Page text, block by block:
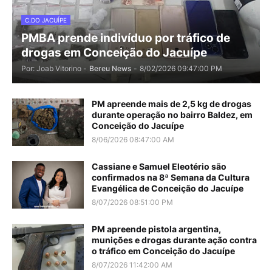
C.DO JACUÍPE
PMBA prende indivíduo por tráfico de
drogas em Conceição do Jacuípe
Por: Joab Vitorino - Bereu News - 8/02/2026 09:47:00 PM
PM apreende mais de 2,5 kg de drogas
durante operação no bairro Baldez, em
Conceição do Jacuípe
8/06/2026 08:47:00 AM
Cassiane e Samuel Eleotério são
confirmados na 8ª Semana da Cultura
Evangélica de Conceição do Jacuípe
8/07/2026 08:51:00 PM
PM apreende pistola argentina,
munições e drogas durante ação contra
o tráfico em Conceição do Jacuípe
8/07/2026 11:42:00 AM